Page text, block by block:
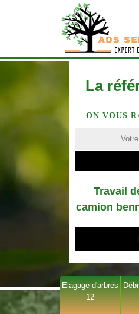
La
ON VOUS
Travail
camion
Elagage d'arbres
12